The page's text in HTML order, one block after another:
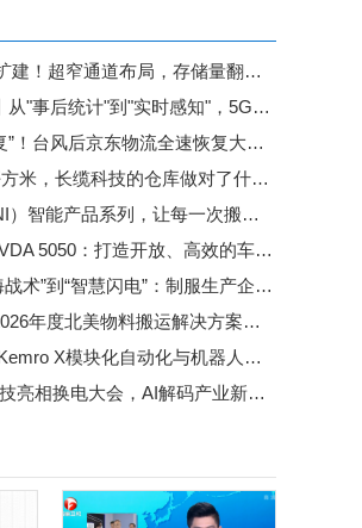
仓库不够用?不用扩建！超窄通道布局，存储量翻倍，MiMA1.6吨站驾三向堆垛式叉车+智慧仓储，赋能机械配件行业空间扩容！
探访合力5G工厂丨从"事后统计"到"实时感知"，5G让离散制造车间更"聪明"
科技助力全力以“复”！台风后京东物流全速恢复大湾区服务
案例 | 省下2200平方米，长缆科技的仓库做对了什么？
博索尼（BOLZONI）智能产品系列，让每一次搬运都更加智慧
CVC700全面支持VDA 5050：打造开放、高效的车辆控制器通信架构
客户案例 | 从“人海战术”到“智慧闪电”：制服生产企业的分拣革命
海斯特-耶鲁获评2026年度北美物料搬运解决方案公司
KEBA在印度展出Kemro X模块化自动化与机器人控制方案
专场冠名 | 优旦科技亮相换电大会，AI解码产业新路径